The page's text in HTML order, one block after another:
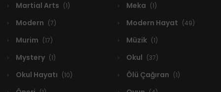
Martial Arts (1) Meka (1)
Modern (7) Modern Hayat (49)
Murim (17) Müzik (1)
Mystery (1) Okul (37)
Okul Hayatı (10) Ölü Çağıran (1)